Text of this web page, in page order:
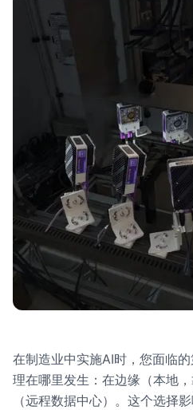
在制造业中实施AI时，您面临
理在哪里发生：在边缘（本地
（远程数据中心）。这个选择